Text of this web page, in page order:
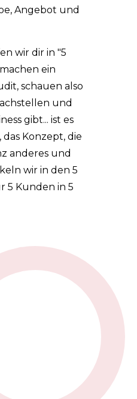
Angebot und
wir dir in "5
ein
schauen also
und
gibt... ist es
das Konzept, die
anderes und
wir in den 5
5 Kunden in 5